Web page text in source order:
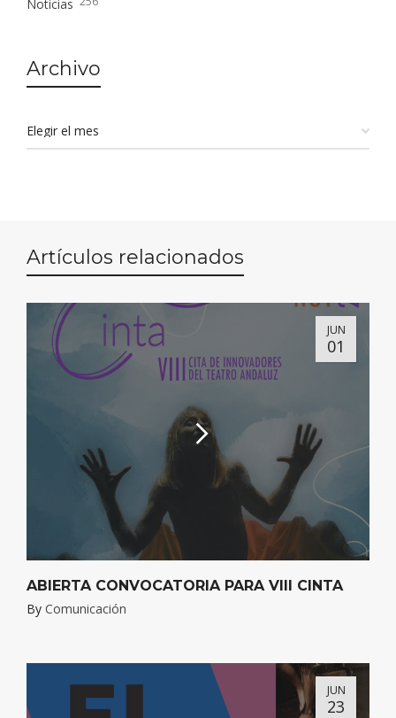
Noticias
Archivo
Artículos relacionados
JUN
01
ABIERTA CONVOCATORIA PARA VIII CINTA
By Comunicación
JUN
23